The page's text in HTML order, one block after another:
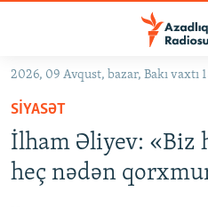
Əsas
qayıt
Əsas
naviqasiyaya
qayıt
GÜNDƏM
#İZAHLA
KORRUPSIOMETR
#ƏSLINDƏ
2026, 09 Avqust, bazar, Bakı vaxtı
SIYASƏT
İlham Əliyev: «Biz
heç nədən